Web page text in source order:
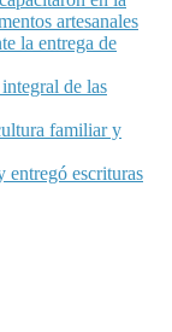
artesanales
la entrega de
de las
familiar y
escrituras